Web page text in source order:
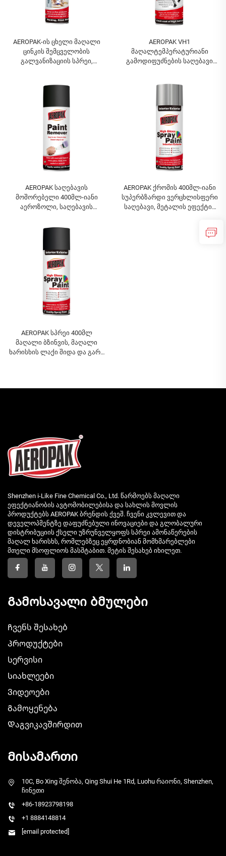
AEROPAK-ის ცხელი მაღალი
ცინკის შემცველობის
გალვანიზაციის სპრეი,
ცხელი გალვანიზაციის სპრეი
გალვანიზაციის შემადგენელი
სპრეი
AEROPAK VH1
მაღალტემპერატურიანი
გამოდიფუძნების საღებავი
AEROPAK საღებავის
მოშორებელი 400მლ-იანი
აეროზოლი, საღებავის
ავტომობილებისა და
ავეჯისთვის, ეფექტური
AEROPAK ქრომის 400მლ-იანი
სუპერბზარდი ვერცხლისფერი
საღებავი, მეტალის ეფექტის
AEROPAK სპრეი 400მლ
მაღალი ბზინვის, მაღალი
ხარისხის ლაქი შიდა და გარე
Shenzhen i-Like Fine Chemical Co., Ltd. წარმოებს მაღალი
ეფექტიანობის ავტომობილებისა და სახლის მოვლის
პროდუქტებს AEROPAK ბრენდის ქვეშ. ჩვენი კვლევით და
დეველოპმენტზე დაფუძნებული ინოვაციები და გლობალური
დისტრიბუციის ქსელი უზრუნველყოფს სპრეი ამონაწერების
მაღალ ხარისხს, რომლებზეც ეყრდნობიან მომხმარებლები
მთელი მსოფლიოს მასშტაბით. მეტის შესახებ იხილეთ.
Გამოსავალი ბმულები
Ჩვენს შესახებ
Პროდუქტები
Სერვისი
Სიახლეები
Ვიდეოები
Გამოყენება
Დაგვიკავშირდით
Მისამართი
10C, Bo Xing შენობა, Qing Shui He 1Rd, Luohu რაიონი, Shenzhen,
ჩინეთი
+86-18923798198
+1 8884148814
[email protected]